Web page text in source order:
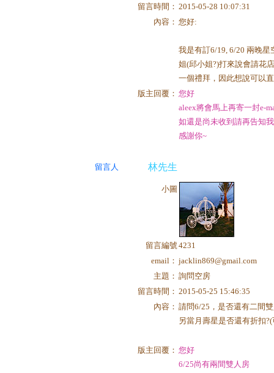
留言時間： 2015-05-28 10:07:31
內容： 您好:
我是有訂6/19, 6/20 兩晚
姐(邱小姐?)打來說會請花
一個禮拜，因此想說可以
版主回覆： 您好
aleex將會馬上再寄一封e-
如還是尚未收到請再告知
感謝你~
留言人 林先生
小圖
留言編號4231
email： jacklin869@gmail.com
主題： 詢問空房
留言時間： 2015-05-25 15:46:35
內容： 請問6/25，是否還有二間
另當月壽星是否還有折扣
版主回覆： 您好
6/25尚有兩間雙人房